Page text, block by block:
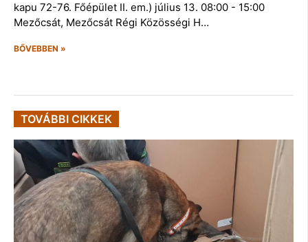
kapu 72-76. Főépület II. em.) július 13. 08:00 - 15:00
Mezőcsát, Mezőcsát Régi Közösségi H…
BŐVEBBEN »
TOVÁBBI CIKKEK